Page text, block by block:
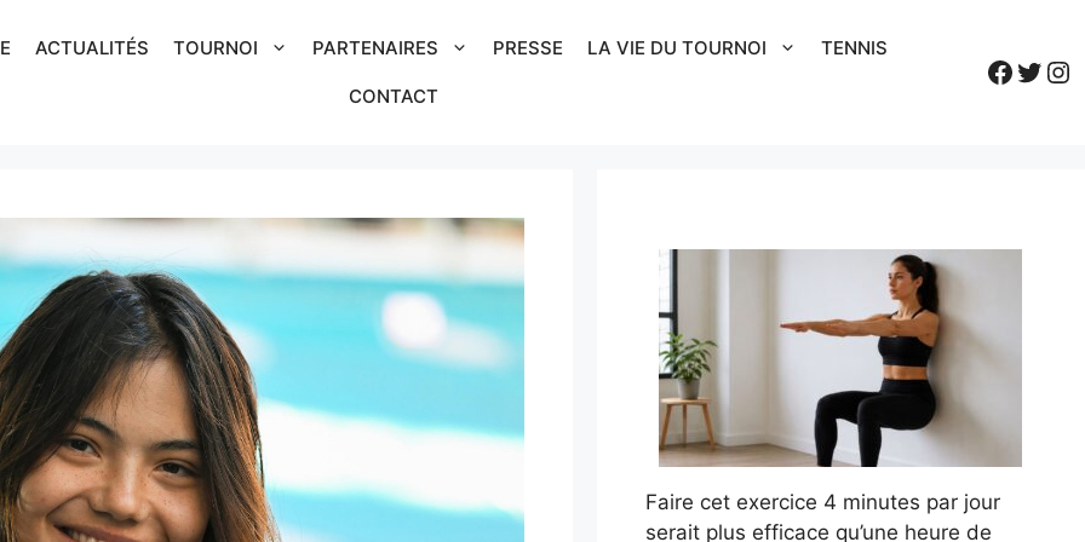
ACTUALITÉS TOURNOI PARTENAIRES PRESSE LA VIE DU TOURNOI TENNIS
CONTACT
Faire cet exercice 4 minutes par jour
serait plus efficace qu’une heure de